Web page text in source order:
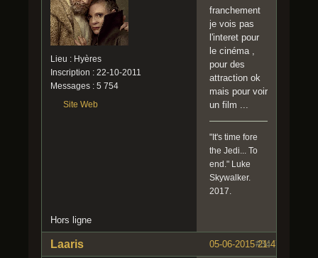
Lieu : Hyères
Inscription : 22-10-2011
Messages : 5 754
Site Web
franchement
je vois pas
l'interet pour
le cinéma ,
pour des
attraction ok
mais pour voir
un film ...
"It's time fore
the Jedi... To
end." Luke
Skywalker.
2017.
Hors ligne
#34
05-06-2015 21:47:42
Laaris